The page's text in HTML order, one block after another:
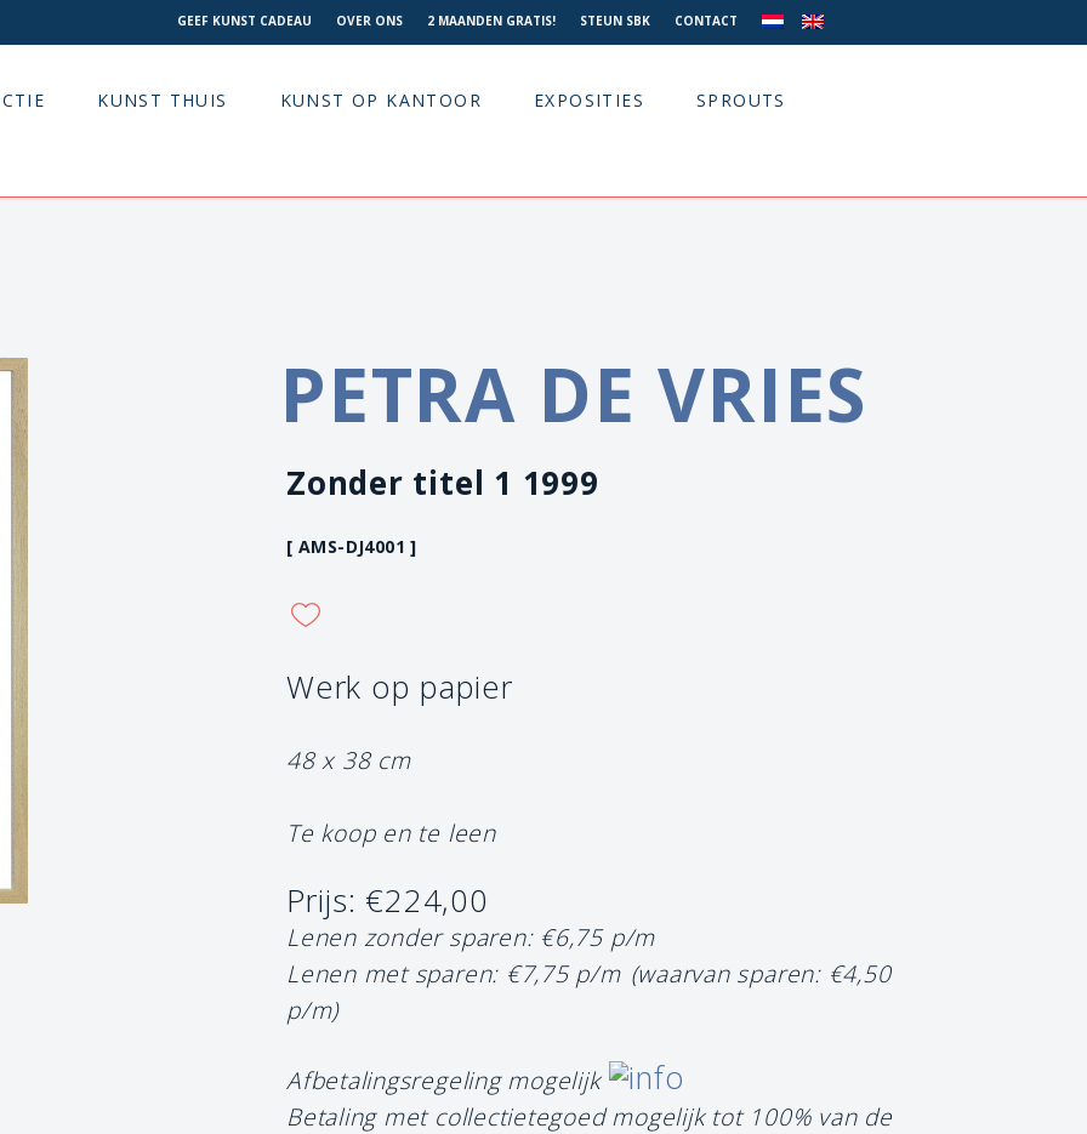
GEEF KUNST CADEAU OVER ONS 2 MAANDEN GRATIS! STEUN SBK CONTACT
KUNST THUIS KUNST OP KANTOOR EXPOSITIES SPROUTS
PETRA DE VRIES
Zonder titel 1 1999
[ AMS-DJ4001 ]
Werk op papier
48 x 38 cm
Te koop en te leen
Prijs: €224,00
Lenen zonder sparen: €6,75 p/m
Lenen met sparen: €7,75 p/m (waarvan sparen: €4,50
p/m)
Afbetalingsregeling mogelijk
Betaling met collectietegoed mogelijk tot 100% van de